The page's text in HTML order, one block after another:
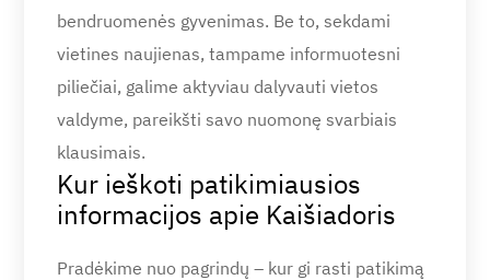
bendruomenės gyvenimas. Be to, sekdami
vietines naujienas, tampame informuotesni
piliečiai, galime aktyviau dalyvauti vietos
valdyme, pareikšti savo nuomonę svarbiais
klausimais.
Kur ieškoti patikimiausios
informacijos apie Kaišiadoris
Pradėkime nuo pagrindų – kur gi rasti patikimą